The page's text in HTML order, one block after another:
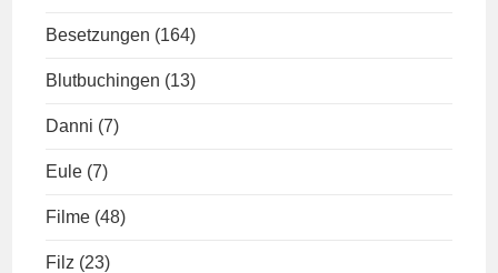
Besetzungen (164)
Blutbuchingen (13)
Danni (7)
Eule (7)
Filme (48)
Filz (23)